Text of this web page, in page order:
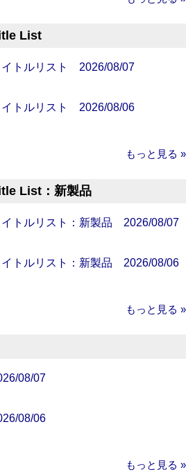
List
イトルリスト 2026/08/07
イトルリスト 2026/08/06
もっと見る »
List：新製品
イトルリスト：新製品 2026/08/07
イトルリスト：新製品 2026/08/06
もっと見る »
08/07
08/06
もっと見る »